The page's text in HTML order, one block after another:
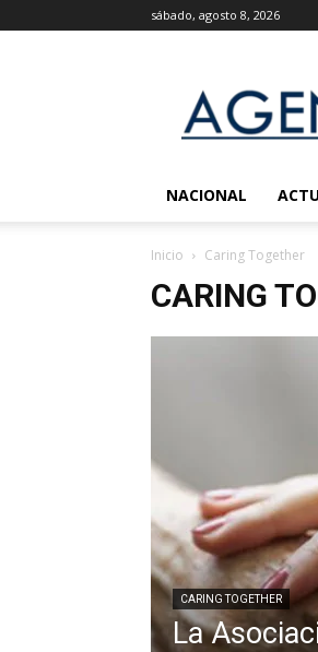
sábado, agosto 8, 2026
NACIONAL
Inicio Caring Together
CARING
CARING TOGETHER
La